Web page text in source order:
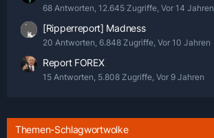
68 Antworten, 12.645 Zugriffe, Vor 14 Jahren
[Ripperreport] Madness
20 Antworten, 6.848 Zugriffe, Vor 10 Jahren
Report FOREX
15 Antworten, 5.808 Zugriffe, Vor 9 Jahren
Themen-Schlagwortwolke